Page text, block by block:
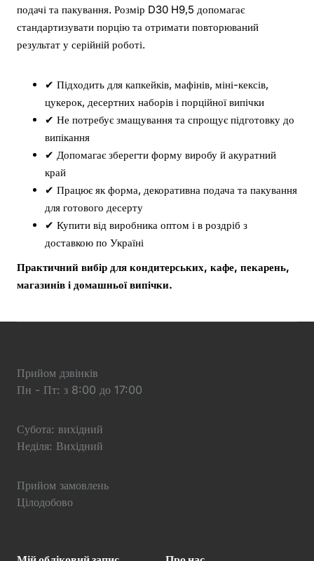
подачі та пакування. Розмір D30 H9,5 допомагає
стандартизувати порцію та отримати повторюваний
результат у серійній роботі.
✔ Підходить для капкейків, мафінів, міні-кексів,
цукерок, десертних наборів і порційної випічки
✔ Не потребує змащування та спрощує підготовку до
випікання
✔ Допомагає зберегти форму виробу й акуратний
край
✔ Працює як форма, декоративна подача та пакування
для готового десерту
✔ Купити від виробника оптом і в роздріб з
доставкою по Україні
Практичний вибір для кондитерських, кафе, пекарень,
магазинів і домашньої випічки.
Прийом дзвінків
Пн - Пт: з 8:00 до 17:00
Субота: вихідний
Неділя: Вихідний
Прийом замовлень
Цілодобово